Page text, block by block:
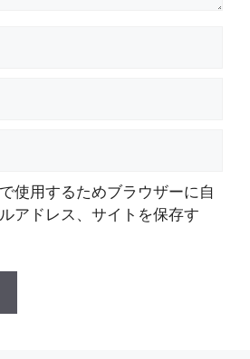
使用するためブラウザーに自
アドレス、サイトを保存す